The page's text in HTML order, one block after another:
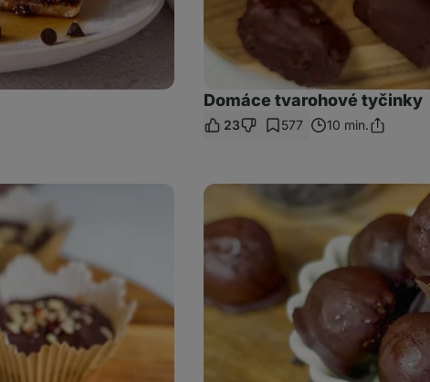
Domáce tvarohové tyčinky
23 577 10 min.Zdieľať
Tekvicové